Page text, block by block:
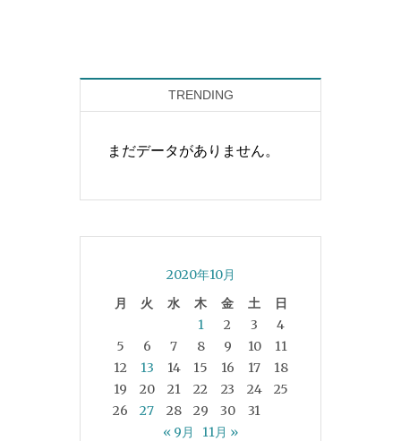
TRENDING
まだデータがありません。
2020年10月
月
火 水 木 金 土
日
1
2 3
4
5
6 7 8 9 10
11
12
13 14 15 16 17
18
19
20 21 22 23 24
25
26
27 28 29 30
31
« 9月
11月 »